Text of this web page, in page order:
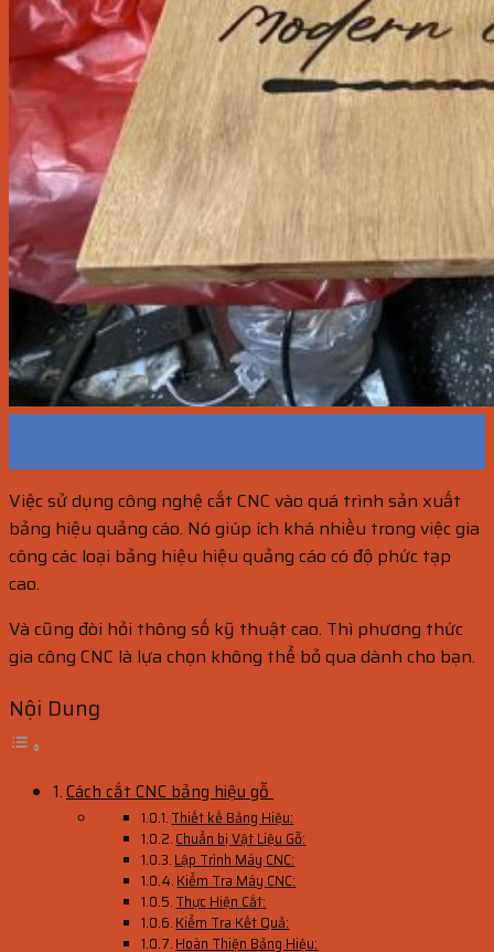
Việc sử dụng công nghệ cắt CNC vào quá trình sản xuất
bảng hiệu quảng cáo. Nó giúp ích khá nhiều trong việc gia
công các loại bảng hiệu hiệu quảng cáo có độ phức tạp
cao.
Và cũng đòi hỏi thông số kỹ thuật cao. Thì phương thức
gia công CNC là lựa chọn không thể bỏ qua dành cho bạn.
Nội Dung
Cách cắt CNC bảng hiệu gỗ
Thiết kế Bảng Hiệu:
Chuẩn bị Vật Liệu Gỗ:
Lập Trình Máy CNC:
Kiểm Tra Máy CNC:
Thực Hiện Cắt:
Kiểm Tra Kết Quả:
Hoàn Thiện Bảng Hiệu: